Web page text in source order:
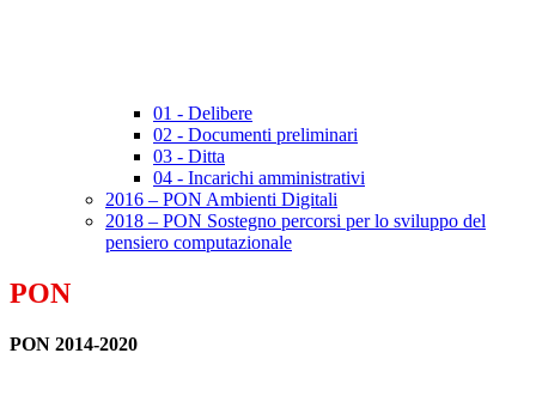
01 - Delibere
02 - Documenti preliminari
03 - Ditta
04 - Incarichi amministrativi
2016 – PON Ambienti Digitali
2018 – PON Sostegno percorsi per lo sviluppo del
pensiero computazionale
PON
PON 2014-2020